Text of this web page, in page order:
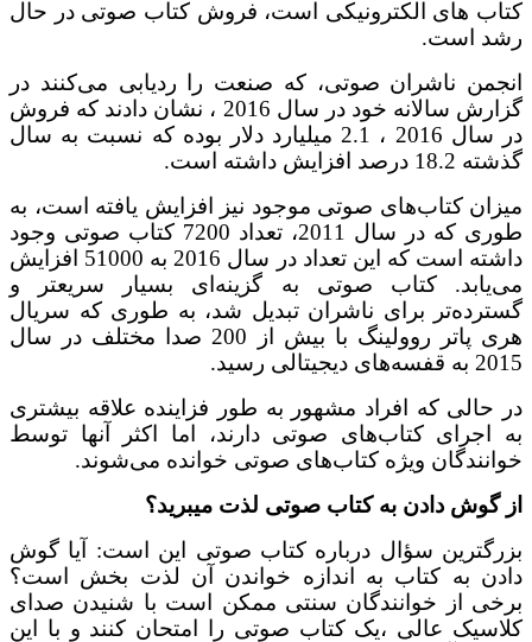
های الکترونیکی است، فروش کتاب صوتی در حال
است.
ناشران صوتی، که صنعت را ردیابی می‌کنند در
گزارش سالانه خود در سال 2016 ، نشان دادند که فروش
در سال 2016 ، 2.1 میلیارد دلار بوده که نسبت به سال
داشته است.
کتاب‌های صوتی موجود نیز افزایش یافته است، به
طوری که در سال 2011، تعداد 7200 کتاب صوتی وجود
داشته است که این تعداد در سال 2016 به 51000 افزایش
کتاب صوتی به گزینه‌ای بسیار سریعتر و
برای ناشران تبدیل شد، به طوری که سریال
هری پاتر روولینگ با بیش از 200 صدا مختلف در سال
رسید.
که افراد مشهور به طور فزاینده علاقه بیشتری
کتاب‌های صوتی دارند، اما اکثر آنها توسط
ویژه کتاب‌های صوتی خوانده می‌شوند.
دادن به کتاب صوتی لذت میبرید؟
سؤال درباره کتاب صوتی این است: آیا گوش
به کتاب به اندازه خواندن آن لذت بخش است؟
از خوانندگان سنتی ممکن است با شنیدن صدای
عالی ،یک کتاب صوتی را امتحان کنند و با این